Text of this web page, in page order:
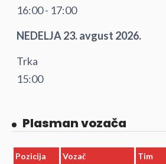
16:00 - 17:00
NEDELJA 23. avgust 2026.
Trka
15:00
Plasman vozača
Pozicija Vozač Tim